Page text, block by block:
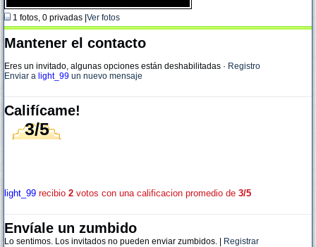
1 fotos, 0 privadas | Ver fotos
Mantener el contacto
Eres un invitado, algunas opciones están deshabilitadas · Registro
Enviar a light_99 un nuevo mensaje
Califícame!
3/5
light_99 recibio 2 votos con una calificacion promedio de 3/5
Envíale un zumbido
Lo sentimos. Los invitados no pueden enviar zumbidos. | Registrar